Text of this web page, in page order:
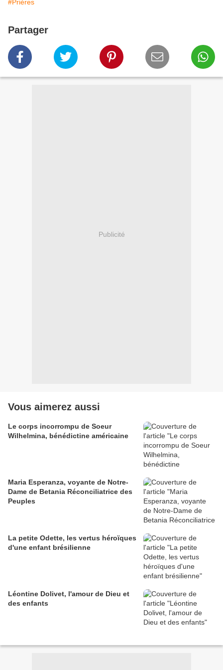
#Prières
Partager
Publicité
Vous aimerez aussi
Le corps incorrompu de Soeur
Wilhelmina, bénédictine américaine
Maria Esperanza, voyante de Notre-
Dame de Betania Réconciliatrice des
Peuples
La petite Odette, les vertus héroïques
d'une enfant brésilienne
Léontine Dolivet, l'amour de Dieu et
des enfants